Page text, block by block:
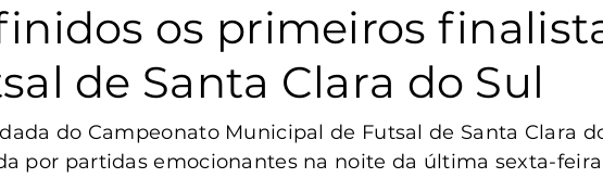
Trânsito Habitação Destaque Legislativo Juventude
Santa Clara do Sul Conselho Tutelar
os primeiros
de Santa Clara do Sul
do Campeonato Municipal de Futsal de Santa Clara
por partidas emocionantes na noite da última sexta-